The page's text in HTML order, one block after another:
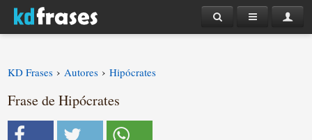
KD Frases › Autores › Hipócrates
Frase de Hipócrates